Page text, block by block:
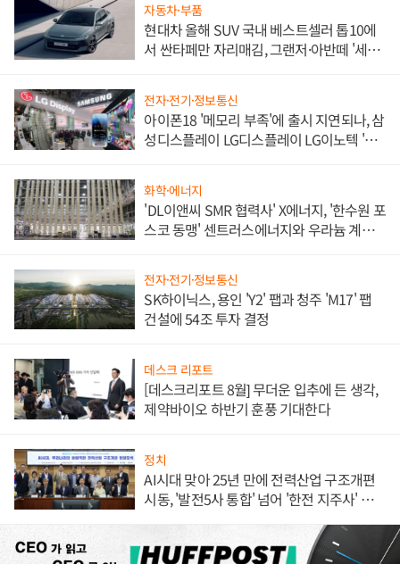
자동차·부품
현대차 올해 SUV 국내 베스트셀러 톱10에
서 싼타페만 자리매김, 그랜저·아반떼 '세단
전자·전기·정보통신
아이폰18 '메모리 부족'에 출시 지연되나, 삼
성디스플레이 LG디스플레이 LG이노텍 '탈
화학·에너지
'DL이앤씨 SMR 협력사' X에너지, '한수원 포
스코 동맹' 센트러스에너지와 우라늄 계약
전자·전기·정보통신
SK하이닉스, 용인 'Y2' 팹과 청주 'M17' 팹
건설에 54조 투자 결정
데스크 리포트
[데스크리포트 8월] 무더운 입추에 든 생각,
제약바이오 하반기 훈풍 기대한다
정치
AI시대 맞아 25년 만에 전력산업 구조개편
시동, '발전5사 통합' 넘어 '한전 지주사' 재편